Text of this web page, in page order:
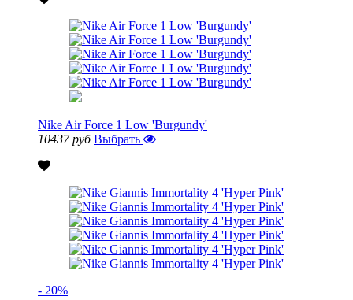
Nike Air Force 1 Low 'Burgundy'
10437 руб Выбрать
- 20%